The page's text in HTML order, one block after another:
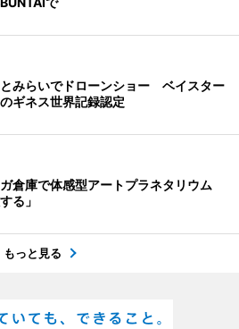
みらいでドローンショー ベイスター
ギネス世界記録認定
倉庫で体感型アートプラネタリウム
る」
もっと見る